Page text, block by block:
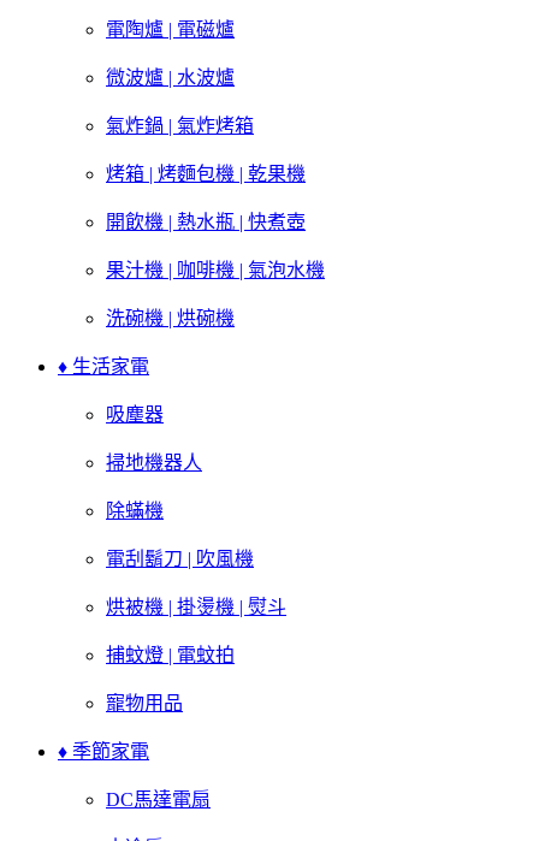
電陶爐 | 電磁爐
微波爐 | 水波爐
氣炸鍋 | 氣炸烤箱
烤箱 | 烤麵包機 | 乾果機
開飲機 | 熱水瓶 | 快煮壺
果汁機 | 咖啡機 | 氣泡水機
洗碗機 | 烘碗機
♦ 生活家電
吸塵器
掃地機器人
除蟎機
電刮鬍刀 | 吹風機
烘被機 | 掛燙機 | 熨斗
捕蚊燈 | 電蚊拍
寵物用品
♦ 季節家電
DC馬達電扇